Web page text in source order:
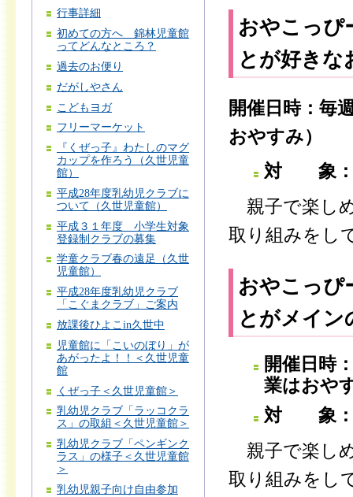
行事詳細
初めての方へ 錦林児童館
ってどんなところ？
過去のお便り
だがしやさん
こどもヨガ
フリーマーケット
『くぜっ子』わたしのマグ
カップを作ろう（久世児童
館）
平成28年度乳幼児クラブに
ついて（久世児童館）
平成３１年度 小学生対象
登録制クラブの募集
学童クラブ春の遠足（久世
児童館）
平成28年度乳幼児クラブ
「こぐまクラブ」ご案内
放課後ひよこin久世中
児童館に「こいのぼり」が
あがったよ！！＜久世児童
館
くぜっ子＜久世児童館＞
乳幼児クラブ「ラッコクラ
ス」の取組＜久世児童館＞
乳幼児クラブ「ペンギンク
ラス」の様子＜久世児童館
＞
乳幼児親子向け自由参加
おやこっぴ
とが好きな
開催日時：毎
おやすみ）
対 象：
親子で楽し
取り組みをし
おやこっぴ
とがメイン
開催日時
業はおや
対 象：
親子で楽し
取り組みをし